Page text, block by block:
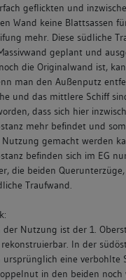
geflickten und
Wand keine Blattsassen
mehr. Diese südliche
geplant und
die Originalwand ist,
man den Außenputz
und das mittlere Schiff
dass sich hier
mehr befindet und
gemacht werden
befinden sich im EG
die beiden
Traufwand.
der Nutzung ist der 1.
In der
ursprünglich eine verbohlte
in den beiden noch